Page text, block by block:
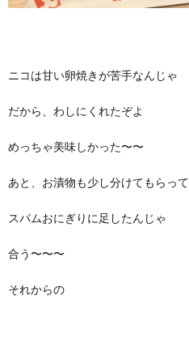
ニコは甘い卵焼きが苦手なんじゃ
だから、わしにくれたぞよ
めっちゃ美味しかった〜〜
あと、お漬物も少し分けてもらって
スパムおにぎりに足したんじゃ
合う〜〜〜
それからの